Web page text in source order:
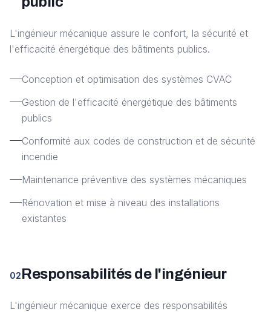
L'ingénieur mécanique assure le confort, la sécurité et
l'efficacité énergétique des bâtiments publics.
Conception et optimisation des systèmes CVAC
Gestion de l'efficacité énergétique des bâtiments
publics
Conformité aux codes de construction et de sécurité
incendie
Maintenance préventive des systèmes mécaniques
Rénovation et mise à niveau des installations
existantes
02Responsabilités de l'ingénieur
L'ingénieur mécanique exerce des responsabilités